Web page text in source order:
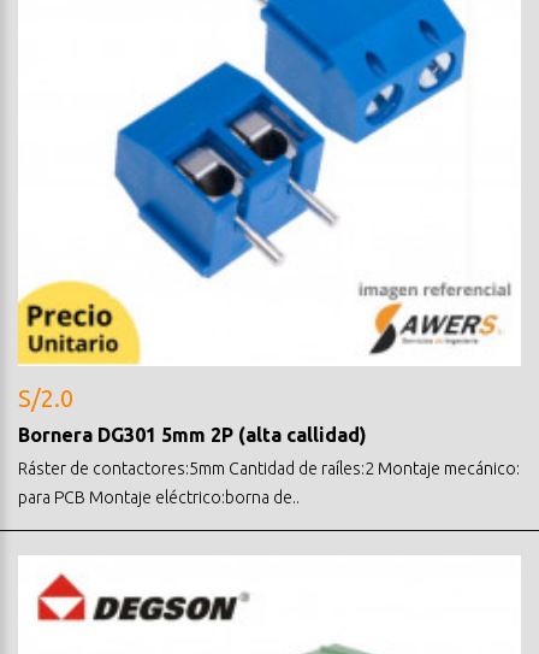
S/2.0
Bornera DG301 5mm 2P (alta callidad)
Ráster de contactores:5mm Cantidad de raíles:2 Montaje mecánico:
para PCB Montaje eléctrico:borna de..